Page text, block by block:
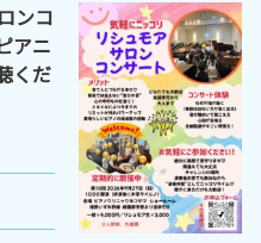
ンコ
アニ
くだ